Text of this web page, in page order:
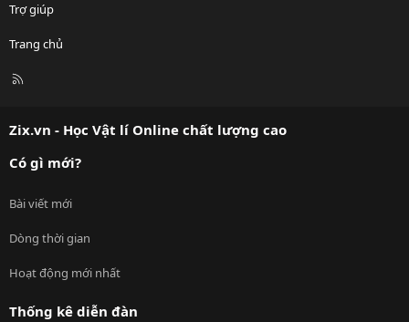
Trợ giúp
Trang chủ
R
Zix.vn - Học Vật lí Online chất lượng cao
Có gì mới?
Bài viết mới
Dòng thời gian
Hoạt động mới nhất
Thống kê diễn đàn